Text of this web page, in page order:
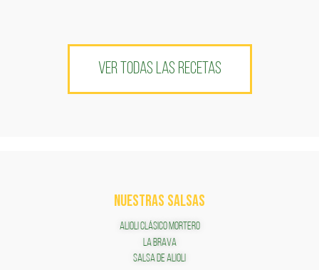
VER TODAS LAS RECETAS
NUESTRAS SALSAS
ALIOLI CLÁSICO MORTERO
LA BRAVA
SALSA DE ALIOLI